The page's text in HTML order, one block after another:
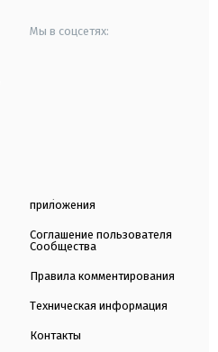
Мы в соцсетях:
приложения
Соглашение пользователя
Сообщества
Правила комментирования
Техническая информация
Контакты